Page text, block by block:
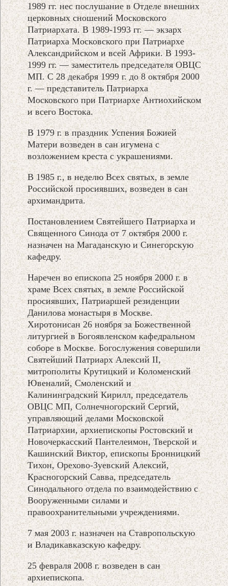
1989 гг. нес послушание в Отделе внешних
церковных сношений Московского
Патриархата. В 1989-1993 гг. — экзарх
Патриарха Московского при Патриархе
Александрийском и всей Африки. В 1993-
1999 гг. — заместитель председателя ОВЦС
МП. С 28 декабря 1999 г. до 8 октября 2000
г. — представитель Патриарха
Московского при Патриархе Антиохийском
и всего Востока.
В 1979 г. в праздник Успения Божией
Матери возведен в сан игумена с
возложением креста с украшениями.
В 1985 г., в неделю Всех святых, в земле
Российской просиявших, возведен в сан
архимандрита.
Постановлением Святейшего Патриарха и
Священного Синода от 7 октября 2000 г.
назначен на Магаданскую и Синегорскую
кафедру.
Наречен во епископа 25 ноября 2000 г. в
храме Всех святых, в земле Российской
просиявших, Патриаршей резиденции
Данилова монастыря в Москве.
Хиротонисан 26 ноября за Божественной
литургией в Богоявленском кафедральном
соборе в Москве. Богослужения совершили
Святейший Патриарх Алексий II,
митрополиты Крутицкий и Коломенский
Ювеналий, Смоленский и
Калининградский Кирилл, председатель
ОВЦС МП, Солнечногорский Сергий,
управляющий делами Московской
Патриархии, архиепископы Ростовский и
Новочеркасский Пантелеимон, Тверской и
Кашинский Виктор, епископы Бронницкий
Тихон, Орехово-Зуевский Алексий,
Красногорский Савва, председатель
Синодального отдела по взаимодействию с
Вооруженными силами и
правоохранительными учреждениями.
7 мая 2003 г. назначен на Ставропольскую
и Владикавказскую кафедру.
25 февраля 2008 г. возведен в сан
архиепископа.